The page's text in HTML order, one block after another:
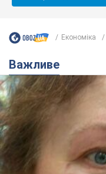
Економіка
Важливе